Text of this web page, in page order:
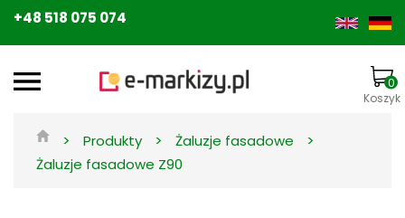
+48 518 075 074
0
Koszyk
> Produkty > Żaluzje fasadowe >
Żaluzje fasadowe Z90